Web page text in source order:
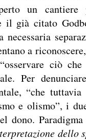
un cantiere
il già citato
a
ciò
Per
“che
e olismo”, i
dono.
dello